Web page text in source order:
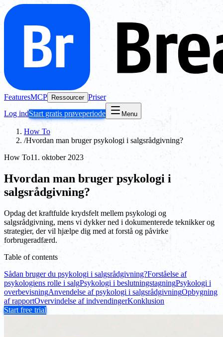
FeaturesMCP Ressourcer Priser
Log indStart gratis prøveperiode Menu
How To
/Hvordan man bruger psykologi i salgsrådgivning?
How To11. oktober 2023
Hvordan man bruger psykologi i
salgsrådgivning?
Opdag det kraftfulde krydsfelt mellem psykologi og
salgsrådgivning, mens vi dykker ned i dokumenterede teknikker og
strategier, der vil hjælpe dig med at forstå og påvirke
forbrugeradfærd.
Table of contents
Sådan bruger du psykologi i salgsrådgivning?Forståelse af
psykologiens rolle i salgPsykologi i beslutningstagningPsykologi i
overbevisningAnvendelse af psykologi i salgsrådgivningOpbygning
af rapportOvervindelse af indvendingerKonklusion
Start free trial